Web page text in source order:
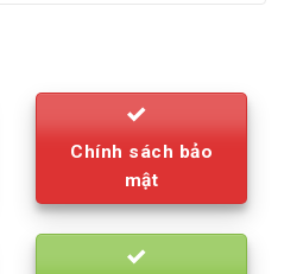
Chính sách bảo
mật